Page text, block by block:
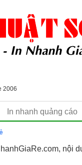
2006
In nhanh quảng cáo
nội